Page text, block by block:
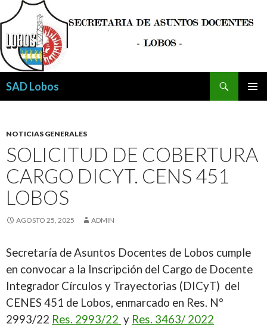
SAD Lobos
NOTICIAS GENERALES
SOLICITUD DE COBERTURA
CARGO DICYT. CENS 451
LOBOS
AGOSTO 25, 2025 ADMIN
Secretaría de Asuntos Docentes de Lobos cumple
en convocar a la Inscripción del Cargo de Docente
Integrador Círculos y Trayectorias (DICyT) del
CENES 451 de Lobos, enmarcado en Res. N°
2993/22 Res. 2993/22 y Res. 3463/ 2022